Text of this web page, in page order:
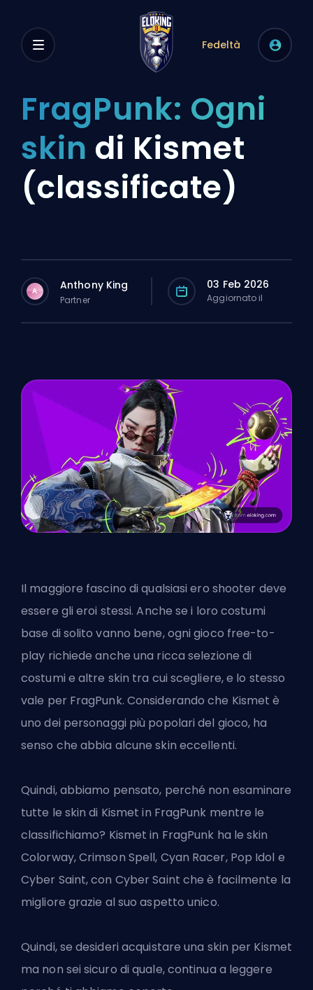
Fedeltà
FragPunk: Ogni
skin di Kismet
(classificate)
A Anthony King
Partner
03 Feb 2026
Aggiornato il
Il maggiore fascino di qualsiasi ero shooter deve
essere gli eroi stessi. Anche se i loro costumi
base di solito vanno bene, ogni gioco free-to-
play richiede anche una ricca selezione di
costumi e altre skin tra cui scegliere, e lo stesso
vale per FragPunk. Considerando che Kismet è
uno dei personaggi più popolari del gioco, ha
senso che abbia alcune skin eccellenti.
Quindi, abbiamo pensato, perché non esaminare
tutte le skin di Kismet in FragPunk mentre le
classifichiamo? Kismet in FragPunk ha le skin
Colorway, Crimson Spell, Cyan Racer, Pop Idol e
Cyber Saint, con Cyber Saint che è facilmente la
migliore grazie al suo aspetto unico.
Quindi, se desideri acquistare una skin per Kismet
ma non sei sicuro di quale, continua a leggere